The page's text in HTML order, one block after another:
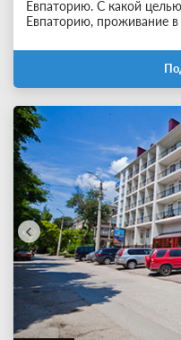
Евпаторию. С какой
Евпаторию, проживание в